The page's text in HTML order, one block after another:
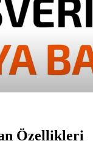
Özellikleri